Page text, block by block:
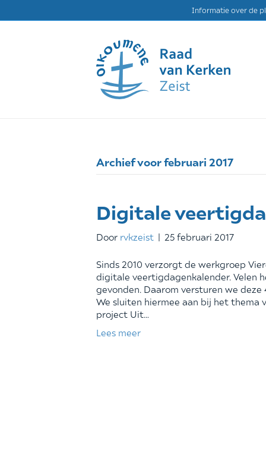
Informatie over de
Archief voor februari 2017
Digitale
Door rvkzeist | 25 februari 2017
Sinds 2010 verzorgt de werkgroep
digitale veertigdagenkalender. Velen
gevonden. Daarom versturen we
We sluiten hiermee aan bij het thema
project Uit…
Lees meer